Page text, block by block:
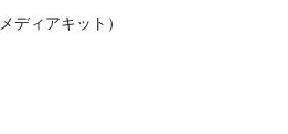
ディアキット）